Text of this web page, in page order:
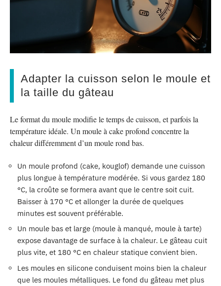
Adapter la cuisson selon le moule et
la taille du gâteau
Le format du moule modifie le temps de cuisson, et parfois la
température idéale. Un moule à cake profond concentre la
chaleur différemment d’un moule rond bas.
Un moule profond (cake, kouglof) demande une cuisson
plus longue à température modérée. Si vous gardez 180
°C, la croûte se formera avant que le centre soit cuit.
Baisser à 170 °C et allonger la durée de quelques
minutes est souvent préférable.
Un moule bas et large (moule à manqué, moule à tarte)
expose davantage de surface à la chaleur. Le gâteau cuit
plus vite, et 180 °C en chaleur statique convient bien.
Les moules en silicone conduisent moins bien la chaleur
que les moules métalliques. Le fond du gâteau met plus